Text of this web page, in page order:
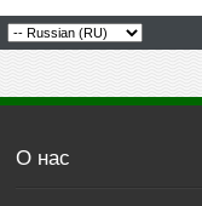
О нас